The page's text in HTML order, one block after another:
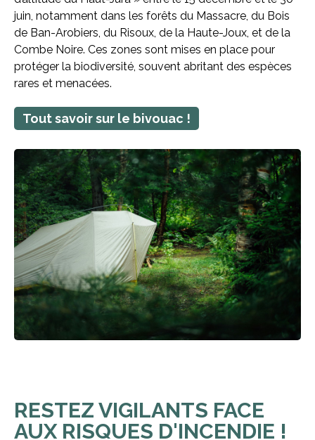
juin, notamment dans les forêts du Massacre, du Bois
de Ban-Arobiers, du Risoux, de la Haute-Joux, et de la
Combe Noire. Ces zones sont mises en place pour
protéger la biodiversité, souvent abritant des espèces
rares et menacées.
Tout savoir sur le bivouac !
RESTEZ VIGILANTS FACE
AUX RISQUES D'INCENDIE !